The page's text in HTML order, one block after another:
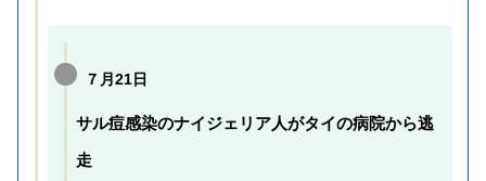
７月21日
サル痘感染のナイジェリア人がタイの病院から逃
走